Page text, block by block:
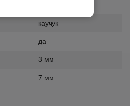
каучук
да
3 мм
7 мм